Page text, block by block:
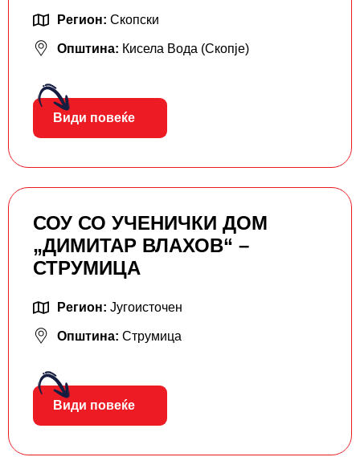
Регион: Скопски
Општина: Кисела Вода (Скопје)
Види повеќе
СОУ СО УЧЕНИЧКИ ДОМ
„ДИМИТАР ВЛАХОВ“ –
СТРУМИЦА
Регион: Југоисточен
Општина: Струмица
Види повеќе